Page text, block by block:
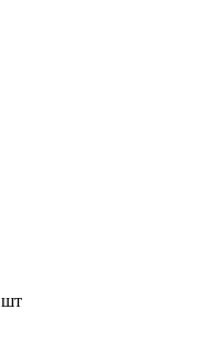
шт